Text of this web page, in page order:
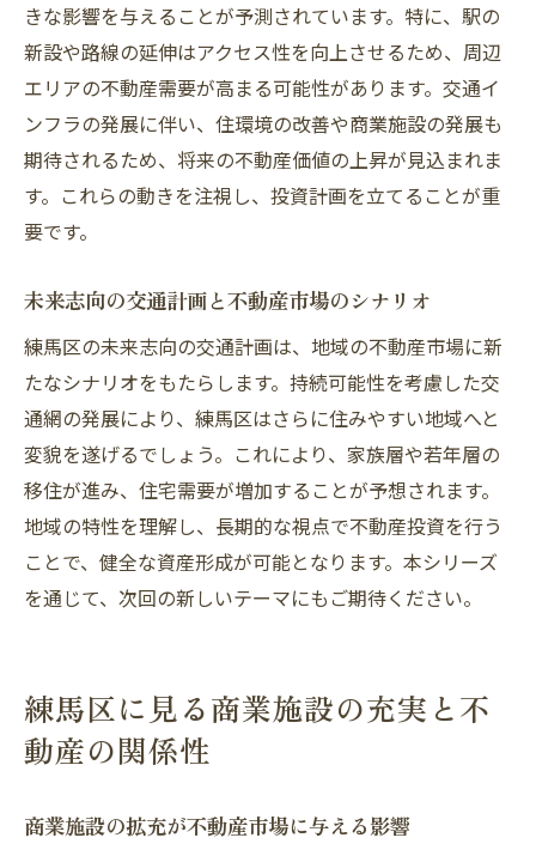
きな影響を与えることが予測されています。特に、駅の
新設や路線の延伸はアクセス性を向上させるため、周辺
エリアの不動産需要が高まる可能性があります。交通イ
ンフラの発展に伴い、住環境の改善や商業施設の発展も
期待されるため、将来の不動産価値の上昇が見込まれま
す。これらの動きを注視し、投資計画を立てることが重
要です。
未来志向の交通計画と不動産市場のシナリオ
練馬区の未来志向の交通計画は、地域の不動産市場に新
たなシナリオをもたらします。持続可能性を考慮した交
通網の発展により、練馬区はさらに住みやすい地域へと
変貌を遂げるでしょう。これにより、家族層や若年層の
移住が進み、住宅需要が増加することが予想されます。
地域の特性を理解し、長期的な視点で不動産投資を行う
ことで、健全な資産形成が可能となります。本シリーズ
を通じて、次回の新しいテーマにもご期待ください。
練馬区に見る商業施設の充実と不
動産の関係性
商業施設の拡充が不動産市場に与える影響